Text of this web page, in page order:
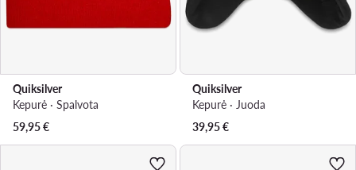
Quiksilver
Kepurė · Spalvota
59,95€
Quiksilver
Kepurė · Juoda
39,95€